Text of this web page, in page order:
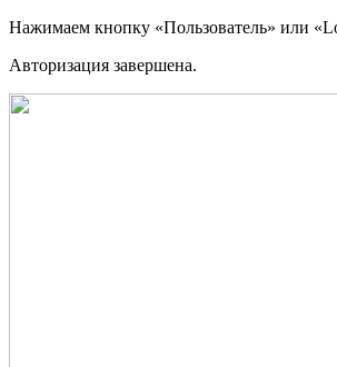
Нажимаем кнопку «Пользователь» или «
Авторизация завершена.